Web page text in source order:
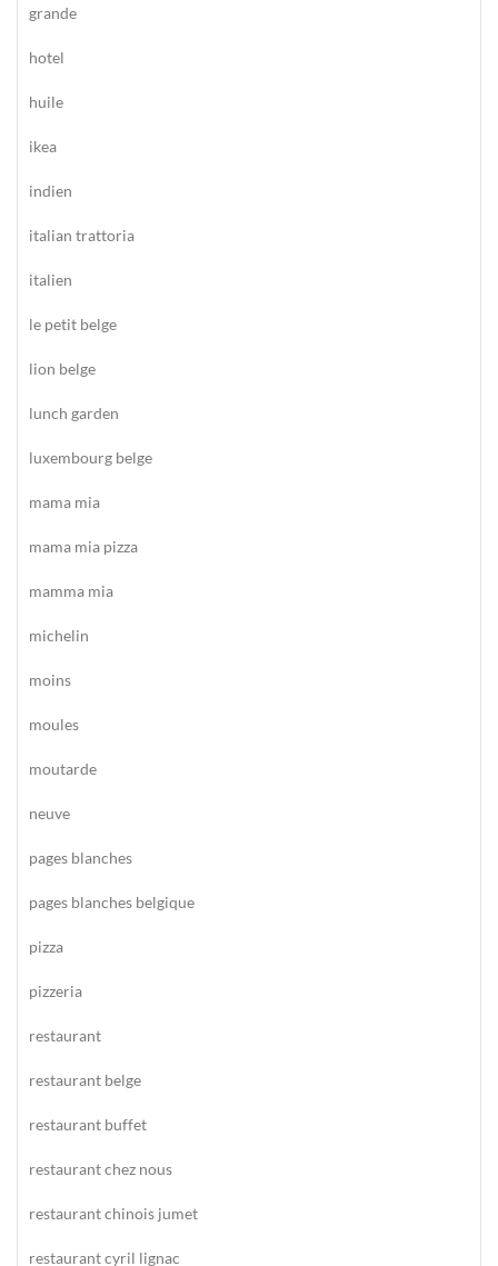
grande
hotel
huile
ikea
indien
italian trattoria
italien
le petit belge
lion belge
lunch garden
luxembourg belge
mama mia
mama mia pizza
mamma mia
michelin
moins
moules
moutarde
neuve
pages blanches
pages blanches belgique
pizza
pizzeria
restaurant
restaurant belge
restaurant buffet
restaurant chez nous
restaurant chinois jumet
restaurant cyril lignac